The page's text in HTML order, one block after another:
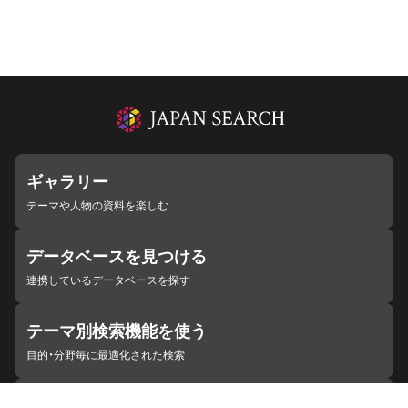
ギャラリー
テーマや人物の資料を楽しむ
データベースを見つける
連携しているデータベースを探す
テーマ別検索機能を使う
目的・分野毎に最適化された検索